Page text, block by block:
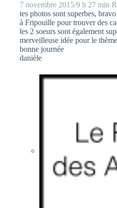
7 novembre 2015/9 h 27 min
tes photos sont superbes,
à Fripouille pour trouver des
les 2 soeurs sont également
merveilleuse idée pour le
bonne journée
danièle